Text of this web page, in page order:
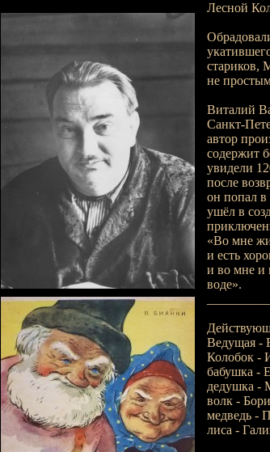
Лесной
стариков,
не
Виталий
Санкт-
автор
содержит
увидели
после
он попал в
ушёл в
«Во мне
и есть
и во мне и
воде».
Ведущая -
Колобок -
бабушка -
дедушка -
волк -
медведь -
лиса -